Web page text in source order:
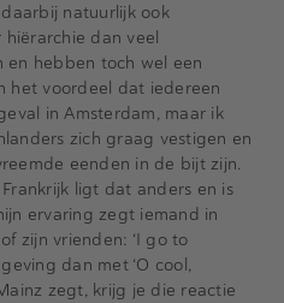
natuurlijk ook
dan veel
en hebben toch wel een
het voordeel dat iedereen
in Amsterdam, maar ik
zich graag vestigen en
eenden in de bijt zijn.
ligt dat anders en is
ervaring zegt iemand in
zijn vrienden: ‘I go to
dan met ‘O cool,
zegt, krijg je die reactie